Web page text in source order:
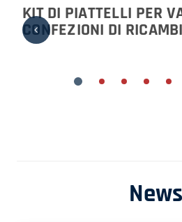
KIT DI PIATTELLI PER
CONFEZIONI DI
News